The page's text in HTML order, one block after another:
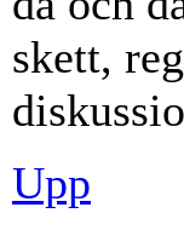
skett,
Upp